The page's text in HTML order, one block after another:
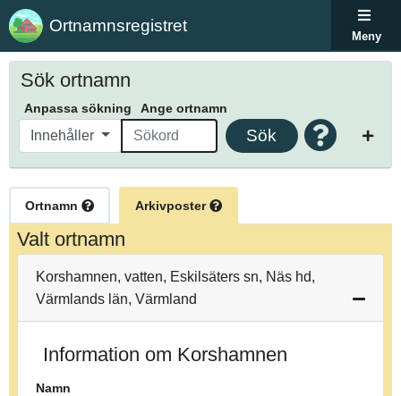
Ortnamnsregistret
Meny
Sök ortnamn
Anpassa sökning Ange ortnamn
Innehåller Sök
Ortnamn Arkivposter
Valt ortnamn
Korshamnen, vatten, Eskilsäters sn, Näs hd,
Värmlands län, Värmland
Information om Korshamnen
Namn